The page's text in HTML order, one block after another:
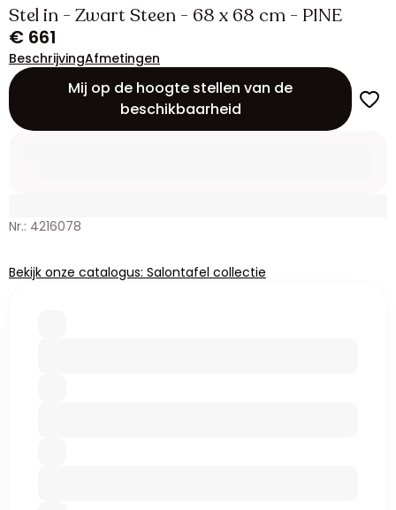
Stel in - Zwart Steen - 68 x 68 cm - PINE
€ 661
BeschrijvingAfmetingen
Mij op de hoogte stellen van de
beschikbaarheid
Nr.: 4216078
Bekijk onze catalogus: Salontafel collectie